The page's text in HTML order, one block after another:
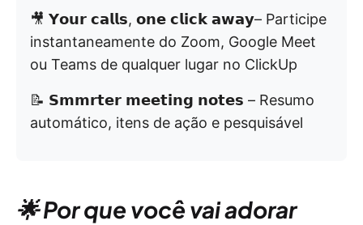
🎥 𝗬𝗼𝘂𝗿 𝗰𝗮𝗹𝗹𝘀, 𝗼𝗻𝗲 𝗰𝗹𝗶𝗰𝗸 𝗮𝘄𝗮𝘆– Participe
instantaneamente do Zoom, Google Meet
ou Teams de qualquer lugar no ClickUp
📝 𝗦𝗺𝗺𝗿𝘁𝗲𝗿 𝗺𝗲𝗲𝘁𝗶𝗻𝗴 𝗻𝗼𝘁𝗲𝘀 – Resumo
automático, itens de ação e pesquisável
🌟 Por que você vai adorar